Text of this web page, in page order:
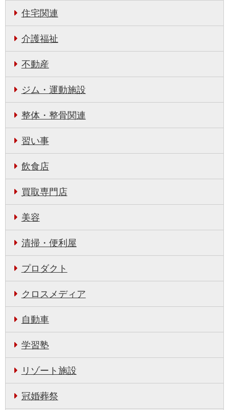
住宅関連
介護福祉
不動産
ジム・運動施設
整体・整骨関連
習い事
飲食店
買取専門店
美容
清掃・便利屋
プロダクト
クロスメディア
自動車
学習塾
リゾート施設
冠婚葬祭